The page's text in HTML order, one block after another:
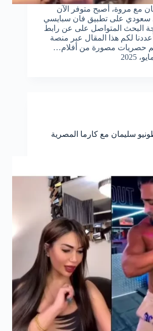
مع مروة، أصبح متوفر الآن
على تطبيق فان سبايسي
البحث المتواصل على عن رابط
لكم هذا المقال عبر منصة
حصريات مصورة من أفلام…
سليمان مع كارما المصرية